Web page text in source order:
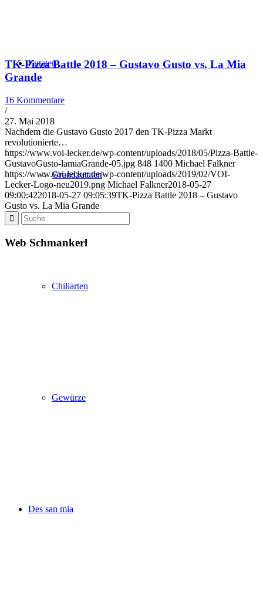
Zutaten
Grundzutaten
Chiliarten
Gewürze
Des san mia
TK-Pizza Battle 2018 – Gustavo Gusto vs. La Mia
Grande
16 Kommentare
/
27. Mai 2018
Nachdem die Gustavo Gusto 2017 den TK-Pizza Markt
revolutionierte…
https://www.voi-lecker.de/wp-content/uploads/2018/05/Pizza-Battle-
GustavoGusto-lamiaGrande-05.jpg 848 1400 Michael Falkner
https://www.voi-lecker.de/wp-content/uploads/2019/02/VOI-
Lecker-Logo-neu2019.png Michael Falkner2018-05-27
09:00:422018-05-27 09:05:39TK-Pizza Battle 2018 – Gustavo
Gusto vs. La Mia Grande
Web Schmankerl